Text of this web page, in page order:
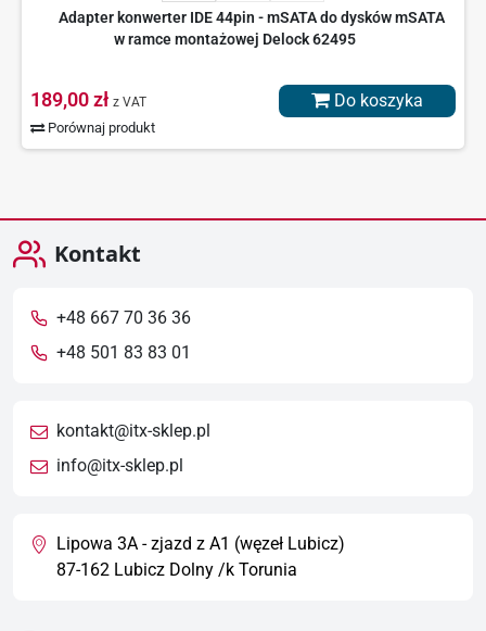
Adapter konwerter IDE 44pin - mSATA do dysków mSATA
w ramce montażowej Delock 62495
189,00 zł z VAT
Porównaj produkt
Do koszyka
Kontakt
+48 667 70 36 36
+48 501 83 83 01
kontakt@itx-sklep.pl
info@itx-sklep.pl
Lipowa 3A - zjazd z A1 (węzeł Lubicz)
87-162 Lubicz Dolny /k Torunia